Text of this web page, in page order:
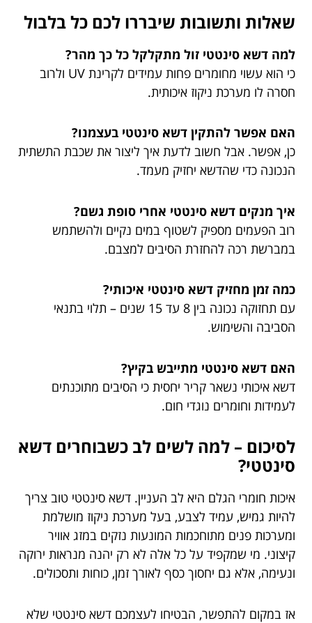
שאלות ותשובות שיבררו לכם כל בלבול
למה דשא סינטטי זול מתקלקל כל כך מהר?
כי הוא עשוי מחומרים פחות עמידים לקרינת UV ולרוב
חסרה לו מערכת ניקוז איכותית.
האם אפשר להתקין דשא סינטטי בעצמנו?
כן, אפשר. אבל חשוב לדעת איך ליצור את שכבת התשתית
הנכונה כדי שהדשא יחזיק מעמד.
איך מנקים דשא סינטטי אחרי סופת גשם?
רוב הפעמים מספיק לשטוף במים נקיים ולהשתמש
במברשת רכה להחזרת הסיבים למצבם.
כמה זמן מחזיק דשא סינטטי איכותי?
עם תחזוקה נכונה בין 8 עד 15 שנים – תלוי בתנאי
הסביבה והשימוש.
האם דשא סינטטי מתייבש בקיץ?
דשא איכותי נשאר קריר יחסית כי הסיבים מתוכנתים
לעמידות וחומרים נוגדי חום.
לסיכום – למה לשים לב כשבוחרים דשא
סינטטי?
איכות חומרי הגלם היא לב העניין. דשא סינטטי טוב צריך
להיות גמיש, עמיד לצבע, בעל מערכת ניקוז מושלמת
ומערכות פנים מתוחכמות המונעות נזקים במזג אוויר
קיצוני. מי שמקפיד על כל אלה לא רק יהנה מנראות ירוקה
ונעימה, אלא גם יחסוך כסף לאורך זמן, כוחות ותסכולים.
אז במקום להתפשר, הבטיחו לעצמכם דשא סינטטי שלא